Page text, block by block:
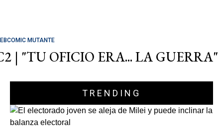
MUTANTE
| "TU OFICIO ERA... LA GUERRA"
TRENDING